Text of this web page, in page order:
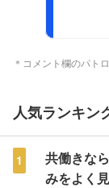
＊コメント欄のパト
人気ランキン
1
共働きな
みをよく